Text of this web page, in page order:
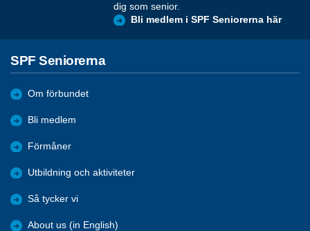
dig som senior.
Bli medlem i SPF Seniorerna här
SPF Seniorerna
Om förbundet
Bli medlem
Förmåner
Utbildning och aktiviteter
Så tycker vi
About us (in English)